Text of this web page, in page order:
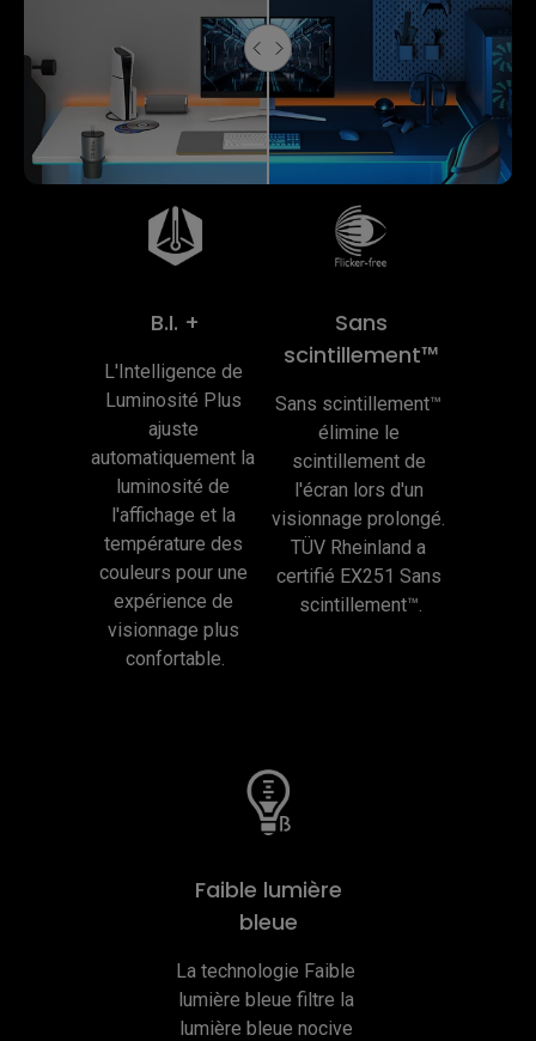
B.I. +
L'Intelligence de
Luminosité Plus
ajuste
automatiquement la
luminosité de
l'affichage et la
température des
couleurs pour une
expérience de
visionnage plus
confortable.
Sans
scintillement™
Sans scintillement™
élimine le
scintillement de
l'écran lors d'un
visionnage prolongé.
TÜV Rheinland a
certifié EX251 Sans
scintillement™.
Faible lumière
bleue
La technologie Faible
lumière bleue filtre la
lumière bleue nocive